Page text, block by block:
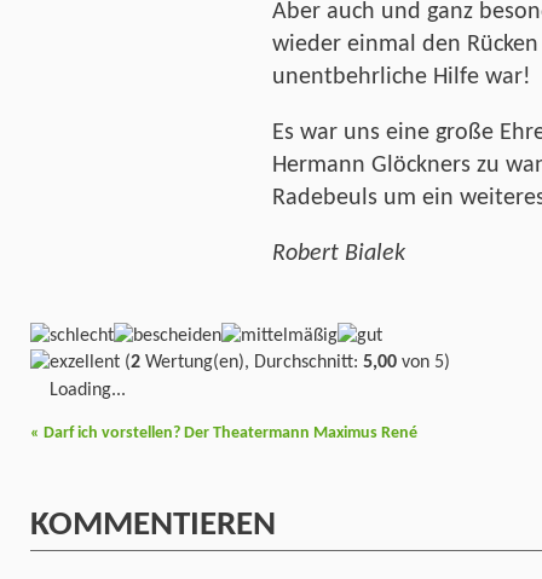
Aber auch und ganz
wieder einmal den
unentbehrliche Hilfe war!
Es war uns eine große
Hermann Glöckners zu
Radebeuls um ein
Robert Bialek
(2 Wertung(en), Durchschnitt: 5,00 von 5)
Loading...
« Darf ich vorstellen? Der Theatermann Maximus René
KOMMENTIEREN